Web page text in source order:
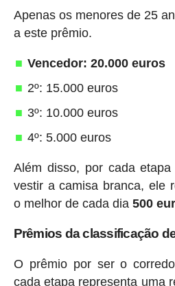
Apenas os menores de 25
a este prêmio.
Vencedor: 20.000 euros
2º: 15.000 euros
3º: 10.000 euros
4º: 5.000 euros
Além disso, por cada
vestir a camisa branca, ele
o melhor de cada dia 500
Prêmios da classificação
O prêmio por ser o
cada etapa representa uma